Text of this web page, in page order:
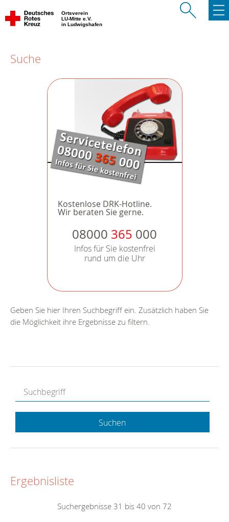
Ortsverein
LU-Mitte e.V.
in Ludwigshafen
Suche
Kostenlose DRK-Hotline.
Wir beraten Sie gerne.
08000 365 000
Infos für Sie kostenfrei
rund um die Uhr
Geben Sie hier Ihren Suchbegriff ein. Zusätzlich haben Sie
die Möglichkeit ihre Ergebnisse zu filtern.
Suchen
Ergebnisliste
Suchergebnisse 31 bis 40 von 72